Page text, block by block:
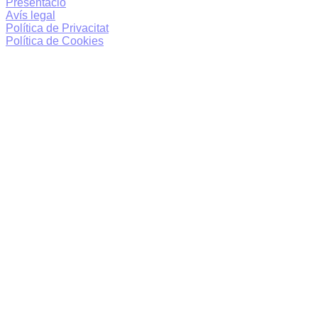
Presentació
Avís legal
Política de Privacitat
Política de Cookies